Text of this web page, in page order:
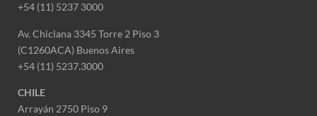
+54 (11) 5237 3000
Av. Chiclana 3345 Torre 2 Piso 3
(C1260ACA) Buenos Aires
+54 (11) 5237.3000
CHILE
Arrayán 2750 Piso 9